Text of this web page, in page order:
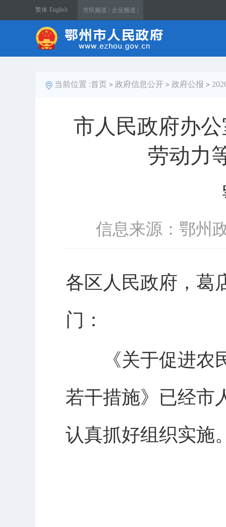
繁体 English 市民频道 | 企业频道 |
当前位置 :首页 > 政府信息公开 > 政府公报 >
市人民政府办
劳动力
信息来源：鄂州
各区人民政府，葛
门：
《关于促进农民
若干措施》已经市
认真抓好组织实施